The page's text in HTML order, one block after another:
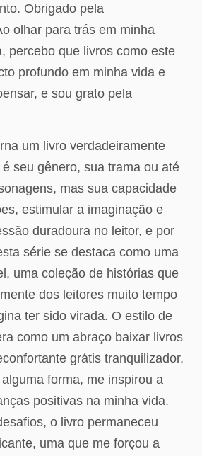
Obrigado pela
olhar para trás em minha
percebo que livros como este
profundo em minha vida e
e sou grato pela
um livro verdadeiramente
seu gênero, sua trama ou até
mas sua capacidade
estimular a imaginação e
duradoura no leitor, e por
série se destaca como uma
uma coleção de histórias que
dos leitores muito tempo
ter sido virada. O estilo de
como um abraço baixar livros
grátis tranquilizador,
forma, me inspirou a
positivas na minha vida.
o livro permaneceu
uma que me forçou a